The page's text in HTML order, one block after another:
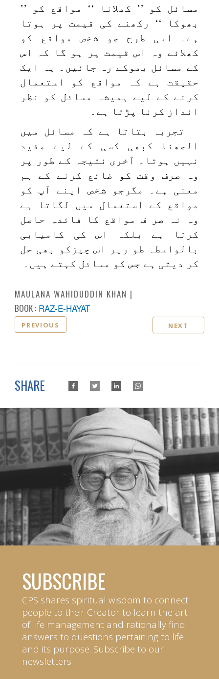
مسائل کو ’’ کھلانا ‘‘ مواقع کو ’’
بھوکا ‘‘ رکھنے کی قیمت پر ہوتا
ہے۔ اسی طرح جو شخص مواقع کو
کھلائے وہ اس قیمت پر ہو گا کہ اس
کے مسائل بھوکے رہ جائیں۔ یہ ایک
حقیقت ہے کہ مواقع کو استعمال
کرنے کے لیے ہمیشہ مسائل کو نظر
انداز کرنا پڑتا ہے۔
تجربہ بتاتا ہے کہ مسائل میں
الجھنا کبھی کسی کے لیے مفید
نہیں ہوتا۔ آخری نتیجہ کے طور پر
وہ صرف وقت کو ضائع کرنے کے ہم
معنی ہے۔ مگرجو شخص اپنے آپ کو
مواقع کے استعمال میں لگاتا ہے
وہ نہ صر ف مواقع کا فائدہ حاصل
کرتا ہے بلکہ اس کی کامیابی
بالواسطہ طو رپر اس چیزکو بھی حل
کر دیتی ہے جس کو مسائل کہتے ہیں۔
MAULANA WAHIDUDDIN KHAN
BOOK : RAZ-E-HAYAT
PREVIOUS NEXT
SHARE
SUBSCRIBE
CPS shares spiritual wisdom to connect
people to their Creator to learn the art
of life management and rationally find
answers to questions pertaining to life
and its purpose. Subscribe to our
newsletters.